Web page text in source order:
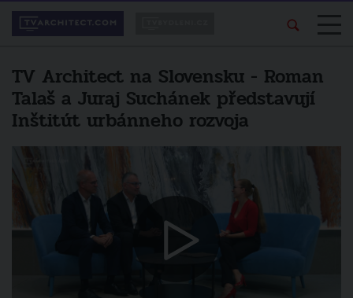
TV Architect na Slovensku - Roman
Talaš a Juraj Suchánek představují
Inštitút urbánneho rozvoja
sdílet na facebooku
TV Architect na Slovensku - Daniel
Kubiš z ateliéru KubisArchitekti